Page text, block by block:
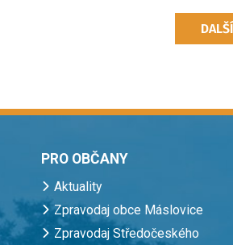
PRO OBČANY
Aktuality
Zpravodaj obce Máslovice
Zpravodaj Středočeského